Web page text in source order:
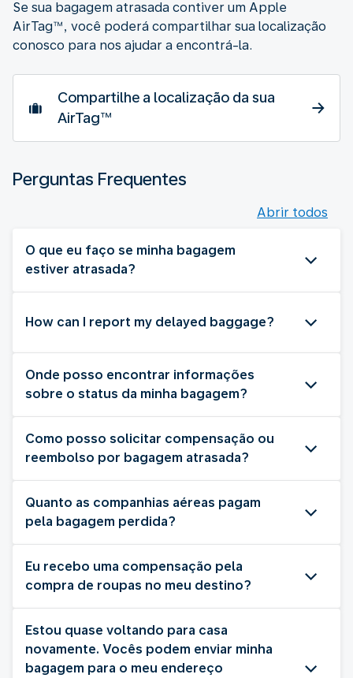
Se sua bagagem atrasada contiver um Apple
AirTag™, você poderá compartilhar sua localização
conosco para nos ajudar a encontrá-la.
Compartilhe a localização da sua
AirTag™
Perguntas Frequentes
Abrir todos
O que eu faço se minha bagagem
estiver atrasada?
How can I report my delayed baggage?
Onde posso encontrar informações
sobre o status da minha bagagem?
Como posso solicitar compensação ou
reembolso por bagagem atrasada?
Quanto as companhias aéreas pagam
pela bagagem perdida?
Eu recebo uma compensação pela
compra de roupas no meu destino?
Estou quase voltando para casa
novamente. Vocês podem enviar minha
bagagem para o meu endereço